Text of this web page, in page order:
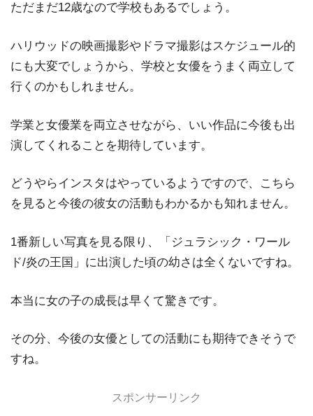
ただまだ12歳なので学校もあるでしょう。
ハリウッドの映画撮影やドラマ撮影はスケジュール的
にも大変でしょうから、学校と女優をうまく両立して
行くのかもしれません。
学業と女優業を両立させながら、いい作品に今後も出
演してくれることを期待しています。
どうやらインスタはやっているようですので、こちら
を見ると今後の彼女の活動もわかるかも知れません。
1番新しい写真を見る限り、「ジュラシック・ワール
ド/炎の王国」に出演した頃の幼さは全くないですね。
本当に女の子の成長は早くて驚きです。
その分、今後の女優としての活動にも期待できそうで
すね。
スポンサーリンク